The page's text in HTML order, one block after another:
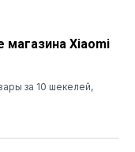
магазина Xiaomi
за 10 шекелей,